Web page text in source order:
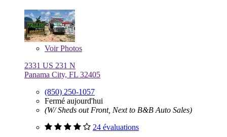
VoirPhotos
2331 US 231 N
Panama City, FL 32405
(850) 250-1057
Fermé aujourd'hui
(W/ Sheds out Front, Next to B&B Auto Sales)
24 évaluations